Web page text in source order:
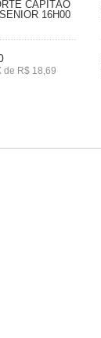
CAPITÃO
16H00
de R$ 18,69